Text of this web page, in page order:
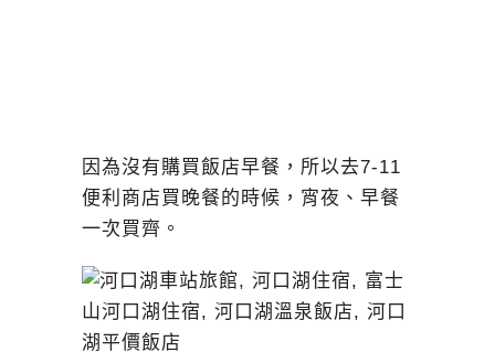
因為沒有購買飯店早餐，所以去7-11
便利商店買晚餐的時候，宵夜、早餐
一次買齊。